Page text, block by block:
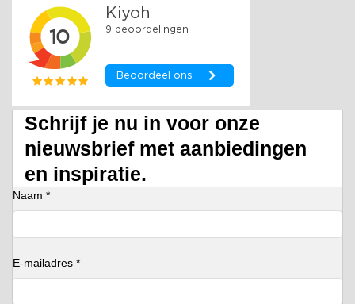
Schrijf je nu in voor onze
nieuwsbrief met aanbiedingen
en inspiratie.
Naam *
E-mailadres *